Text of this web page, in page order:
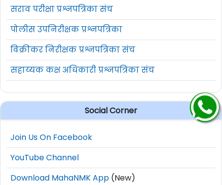
सराव परीक्षा प्रश्नपत्रिका संच
पोलीस उपनिरीक्षक प्रश्नपत्रिका
विक्रीकर निरीक्षक प्रश्नपत्रिका संच
सहाय्यक कक्ष अधिकारी प्रश्नपत्रिका संच
Social Corner
Join Us On Facebook
YouTube Channel
Download MahaNMK App (New)